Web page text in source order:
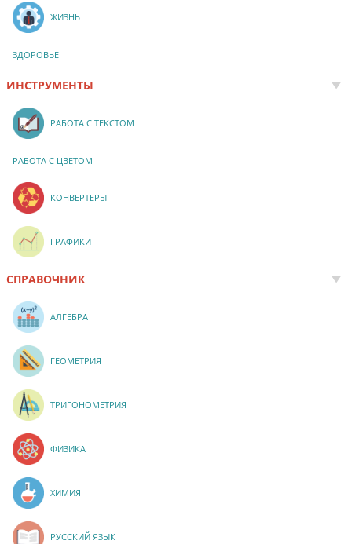
ЖИЗНЬ
ЗДОРОВЬЕ
ИНСТРУМЕНТЫ
РАБОТА С ТЕКСТОМ
РАБОТА С ЦВЕТОМ
КОНВЕРТЕРЫ
ГРАФИКИ
СПРАВОЧНИК
АЛГЕБРА
ГЕОМЕТРИЯ
ТРИГОНОМЕТРИЯ
ФИЗИКА
ХИМИЯ
РУССКИЙ ЯЗЫК